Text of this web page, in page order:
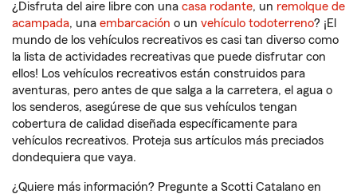
¿Disfruta del aire libre con una casa rodante, un remolque de
acampada, una embarcación o un vehículo todoterreno? ¡El
mundo de los vehículos recreativos es casi tan diverso como
la lista de actividades recreativas que puede disfrutar con
ellos! Los vehículos recreativos están construidos para
aventuras, pero antes de que salga a la carretera, el agua o
los senderos, asegúrese de que sus vehículos tengan
cobertura de calidad diseñada específicamente para
vehículos recreativos. Proteja sus artículos más preciados
dondequiera que vaya.
¿Quiere más información? Pregunte a Scotti Catalano en